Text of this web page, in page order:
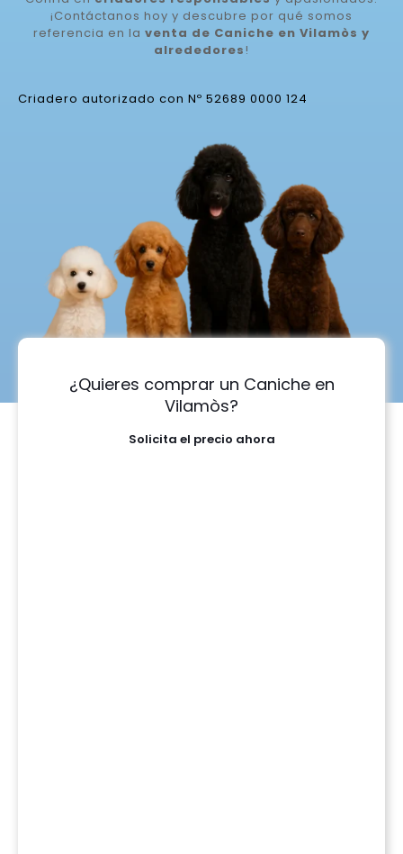
¡Contáctanos hoy y descubre por qué somos
referencia en la venta de Caniche en Vilamòs y
alrededores!
Criadero autorizado con Nº 52689 0000 124
¿Quieres comprar un Caniche en
Vilamòs?
Solicita el precio ahora